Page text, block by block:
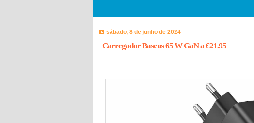
sábado, 8 de junho de 2024
Carregador Baseus 65 W GaN a €21.95